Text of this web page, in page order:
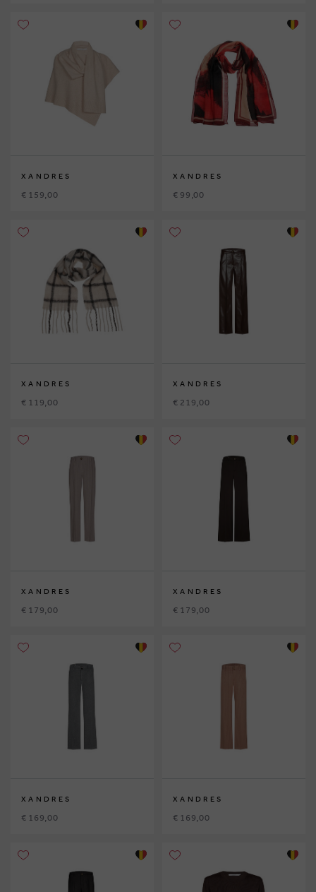
XANDRES
€ 159,00
XANDRES
€ 99,00
XANDRES
€ 119,00
XANDRES
€ 219,00
XANDRES
€ 179,00
XANDRES
€ 179,00
XANDRES
€ 169,00
XANDRES
€ 169,00